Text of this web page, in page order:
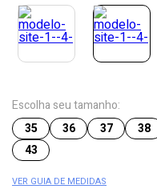
Escolha seu tamanho:
35
36 37 38
43
VER GUIA DE MEDIDAS